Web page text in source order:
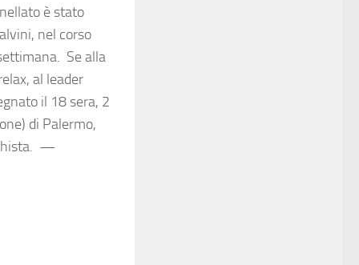
è stato
nel corso
Se alla
al leader
il 18 sera, 2
di Palermo,
—